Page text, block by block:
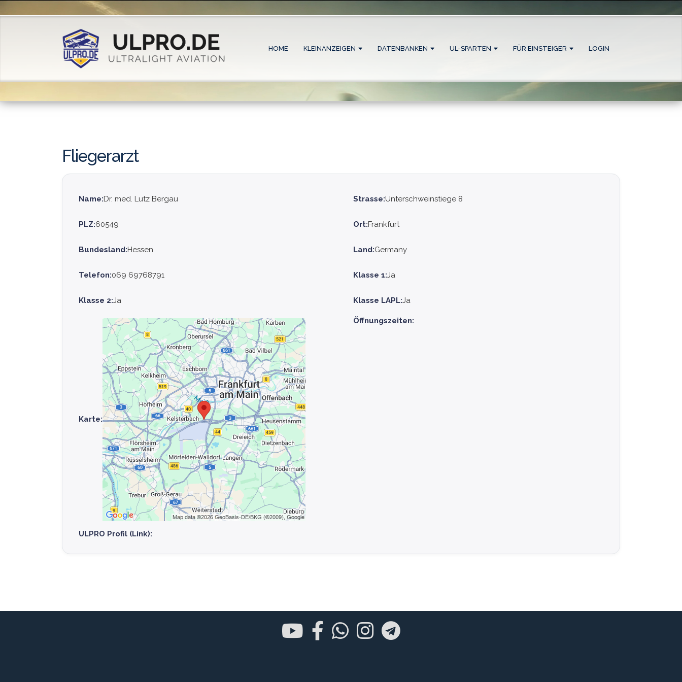
HOME KLEINANZEIGEN DATENBANKEN UL-SPARTEN FÜR EINSTEIGER LOGIN
Fliegerarzt
Name:Dr. med. Lutz Bergau Strasse:Unterschweinstiege 8
PLZ:60549 Ort:Frankfurt
Bundesland:Hessen Land:Germany
Telefon:069 69768791 Klasse 1:Ja
Klasse 2:Ja Klasse LAPL:Ja
Karte:
Öffnungszeiten:
ULPRO Profil (Link):